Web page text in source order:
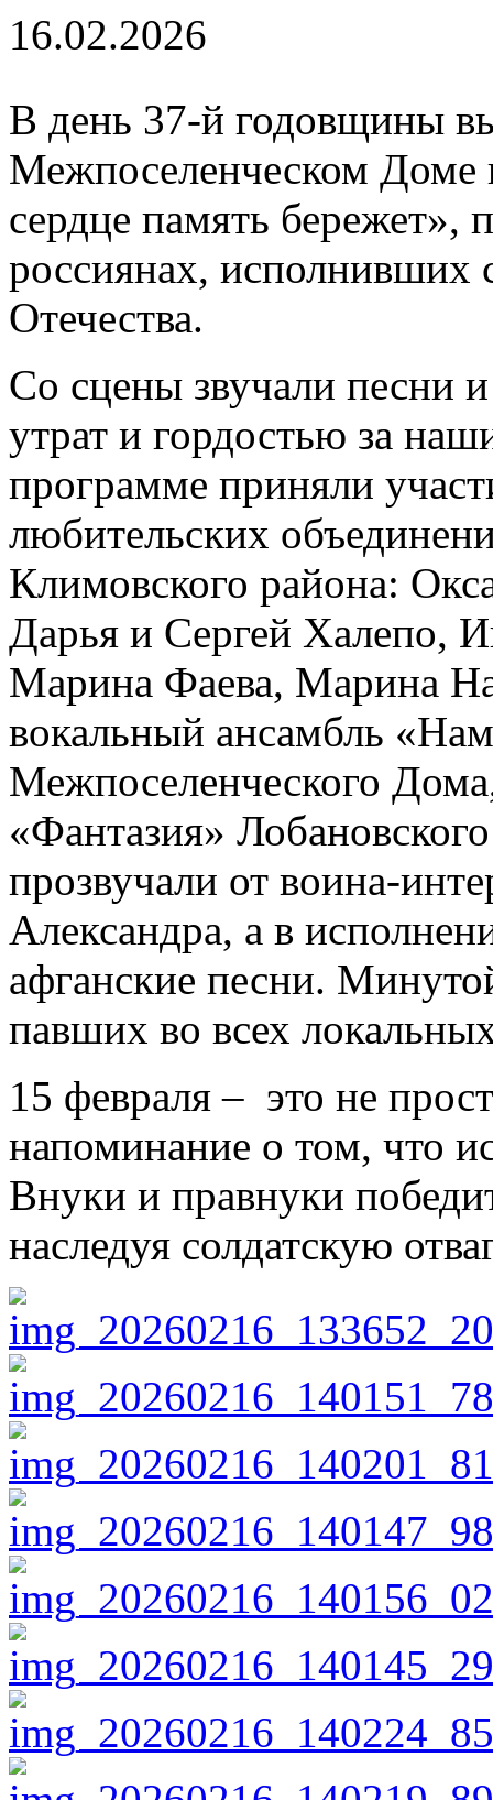
16.02.2026
В день 37-й годовщины
Межпоселенческом Доме
сердце память
россиянах, исполнивших
Отечества.
Со сцены звучали песни
утрат и гордостью за
программе приняли
любительских
Климовского района:
Дарья и Сергей Халепо,
Марина Фаева,
вокальный ансамбль
Межпоселенческого
«Фантазия»
прозвучали от воина-
Александра, а в
афганские песни.
павших во всех
15 февраля – это не
напоминание о том, что
Внуки и правнуки
наследуя солдатскую